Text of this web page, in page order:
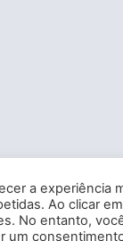
a experiência
Ao clicar
No entanto,
um